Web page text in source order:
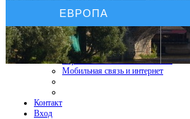
Бронирование отелей
Бронирование автомобиля
Бронирование экскурсий
Страхование путешествий
Страхование КАСКО+ОСАГО
Мобильная связь и интернет
Контакт
Вход
ЕВРОПА